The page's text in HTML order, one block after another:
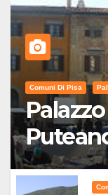
Comuni Di Pisa